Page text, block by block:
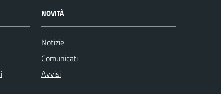
NOVITÀ
Notizie
Comunicati
Avvisi